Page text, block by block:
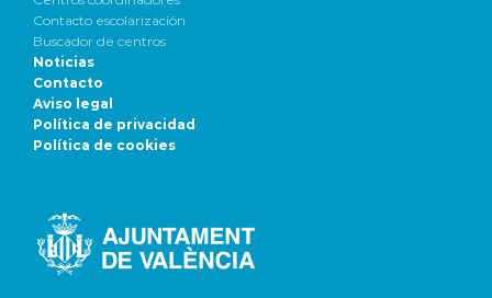
Contacto escolarización
Buscador de centros
Noticias
Contacto
Aviso legal
Política de privacidad
Política de cookies